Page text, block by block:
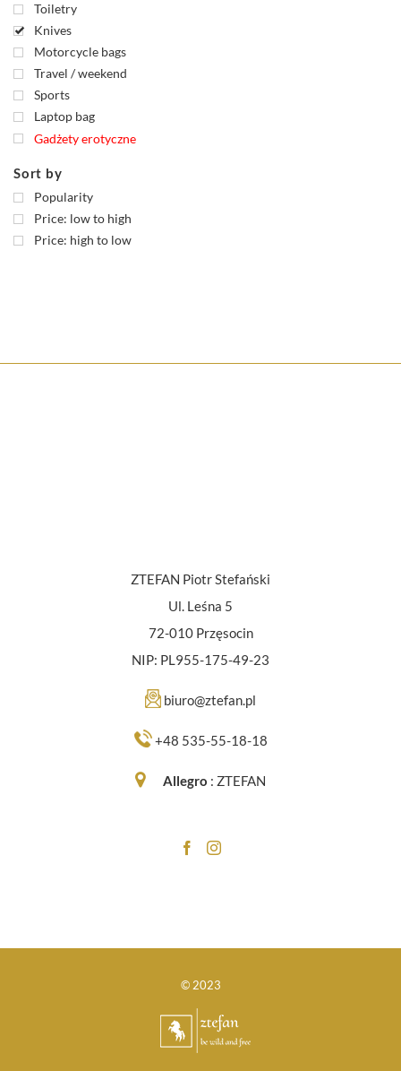
Toiletry
Knives
Motorcycle bags
Travel / weekend
Sports
Laptop bag
Sort by
Popularity
Price: low to high
Price: high to low
Gadżety erotyczne
ZTEFAN Piotr Stefański
Ul. Leśna 5
72-010 Przęsocin
NIP: PL955-175-49-23
biuro@ztefan.pl
+48 535-55-18-18
Allegro : ZTEFAN
© 2023